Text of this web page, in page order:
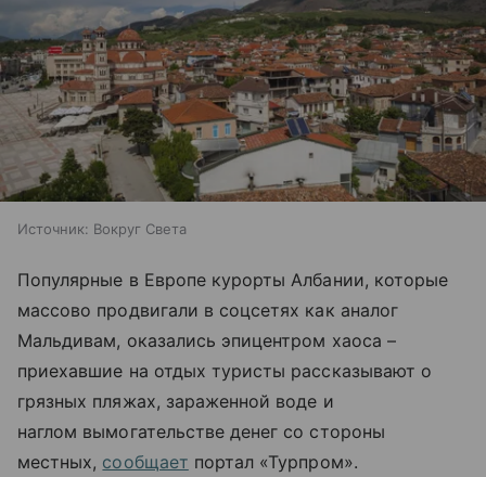
Источник: Вокруг Света
Популярные в Европе курорты Албании, которые
массово продвигали в соцсетях как аналог
Мальдивам, оказались эпицентром хаоса –
приехавшие на отдых туристы рассказывают о
грязных пляжах, зараженной воде и
наглом вымогательстве денег со стороны
местных, сообщает портал «Турпром».